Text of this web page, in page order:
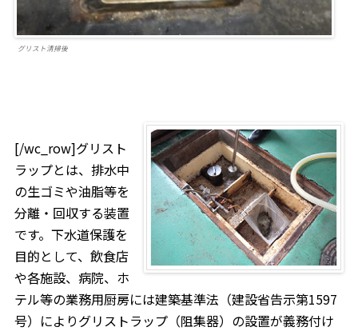
グリスト清掃後
[/wc_row]グリスト
ラップとは、排水中
の生ゴミや油脂等を
分離・回収する装置
です。下水道保護を
目的として、飲食店
や各施設、病院、ホ
テル等の業務用厨房には建築基準法（建設省告示第1597
号）によりグリストラップ（阻集器）の設置が義務付け